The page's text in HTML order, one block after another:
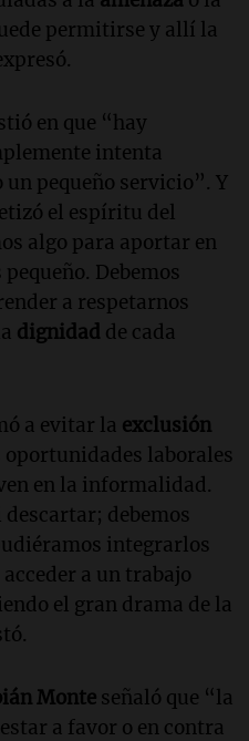
permitirse y allí la
en que “hay
intenta
pequeño servicio”. Y
el espíritu del
algo para aportar en
Debemos
a respetarnos
dignidad de cada
a evitar la exclusión
laborales
en la informalidad.
debemos
integrarlos
a un trabajo
el gran drama de la
Monte señaló que “la
a favor o en contra